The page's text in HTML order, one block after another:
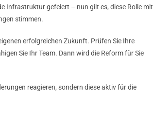
Infrastruktur gefeiert – nun gilt es, diese Rolle mit
stimmen.
erfolgreichen Zukunft. Prüfen Sie Ihre
Sie Ihr Team. Dann wird die Reform für Sie
reagieren, sondern diese aktiv für die